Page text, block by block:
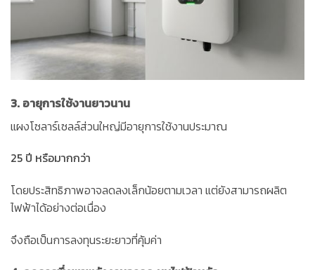
3. อายุการใช้งานยาวนาน
แผงโซลาร์เซลล์ส่วนใหญ่มีอายุการใช้งานประมาณ
25 ปี หรือมากกว่า
โดยประสิทธิภาพอาจลดลงเล็กน้อยตามเวลา แต่ยังสามารถผลิต
ไฟฟ้าได้อย่างต่อเนื่อง
จึงถือเป็นการลงทุนระยะยาวที่คุ้มค่า